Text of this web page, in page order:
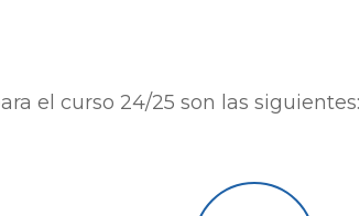
el curso 24/25 son las siguientes: